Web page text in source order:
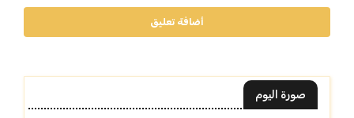
أضافة تعليق
صورة اليوم